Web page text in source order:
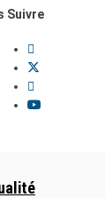
Suivre